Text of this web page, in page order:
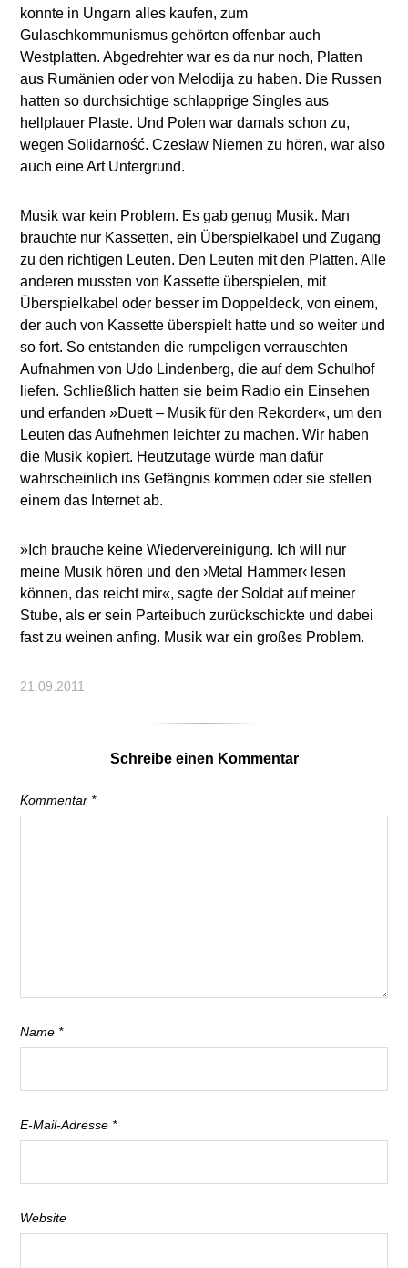
konnte in Ungarn alles kaufen, zum
Gulaschkommunismus gehörten offenbar auch
Westplatten. Abgedrehter war es da nur noch, Platten
aus Rumänien oder von Melodija zu haben. Die Russen
hatten so durchsichtige schlapprige Singles aus
hellplauer Plaste. Und Polen war damals schon zu,
wegen Solidarność. Czesław Niemen zu hören, war also
auch eine Art Untergrund.
Musik war kein Problem. Es gab genug Musik. Man
brauchte nur Kassetten, ein Überspielkabel und Zugang
zu den richtigen Leuten. Den Leuten mit den Platten. Alle
anderen mussten von Kassette überspielen, mit
Überspielkabel oder besser im Doppeldeck, von einem,
der auch von Kassette überspielt hatte und so weiter und
so fort. So entstanden die rumpeligen verrauschten
Aufnahmen von Udo Lindenberg, die auf dem Schulhof
liefen. Schließlich hatten sie beim Radio ein Einsehen
und erfanden »Duett – Musik für den Rekorder«, um den
Leuten das Aufnehmen leichter zu machen. Wir haben
die Musik kopiert. Heutzutage würde man dafür
wahrscheinlich ins Gefängnis kommen oder sie stellen
einem das Internet ab.
»Ich brauche keine Wiedervereinigung. Ich will nur
meine Musik hören und den ›Metal Hammer‹ lesen
können, das reicht mir«, sagte der Soldat auf meiner
Stube, als er sein Parteibuch zurückschickte und dabei
fast zu weinen anfing. Musik war ein großes Problem.
21.09.2011
Schreibe einen Kommentar
Kommentar *
Name *
E-Mail-Adresse *
Website